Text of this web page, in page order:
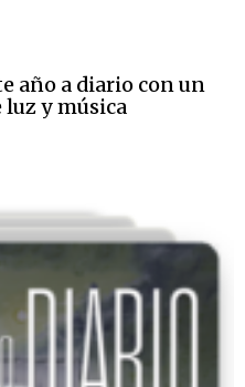
año a diario con un
luz y música